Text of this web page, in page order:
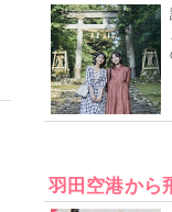
羽田空港から